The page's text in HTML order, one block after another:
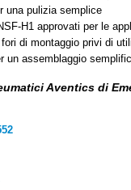
una pulizia semplice
H1 approvati per le
di montaggio privi di
un assemblaggio
Aventics di